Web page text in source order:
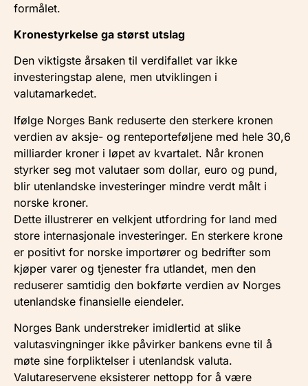
formålet.
Kronestyrkelse ga størst utslag
Den viktigste årsaken til verdifallet var ikke
investeringstap alene, men utviklingen i
valutamarkedet.
Ifølge Norges Bank reduserte den sterkere kronen
verdien av aksje- og renteporteføljene med hele 30,6
milliarder kroner i løpet av kvartalet. Når kronen
styrker seg mot valutaer som dollar, euro og pund,
blir utenlandske investeringer mindre verdt målt i
norske kroner.
Dette illustrerer en velkjent utfordring for land med
store internasjonale investeringer. En sterkere krone
er positivt for norske importører og bedrifter som
kjøper varer og tjenester fra utlandet, men den
reduserer samtidig den bokførte verdien av Norges
utenlandske finansielle eiendeler.
Norges Bank understreker imidlertid at slike
valutasvingninger ikke påvirker bankens evne til å
møte sine forpliktelser i utenlandsk valuta.
Valutareservene eksisterer nettopp for å være